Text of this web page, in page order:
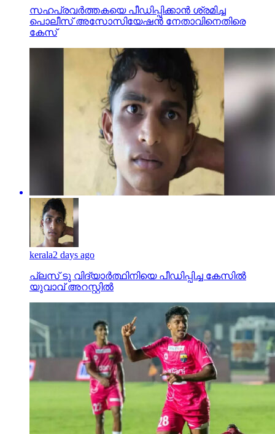
സഹപ്രവര്‍ത്തകയെ പീഡിപ്പിക്കാന്‍ ശ്രമിച്ച
പൊലീസ് അസോസിയേഷന്‍ നേതാവിനെതിരെ
കേസ്
kerala2 days ago
പ്ലസ് ടു വിദ്യാര്‍ത്ഥിനിയെ പീഡിപ്പിച്ച കേസില്‍
യുവാവ് അറസ്റ്റില്‍